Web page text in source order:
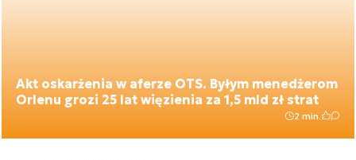
Akt oskarżenia w aferze OTS. Byłym menedżerom
Orlenu grozi 25 lat więzienia za 1,5 mld zł strat
2 min.